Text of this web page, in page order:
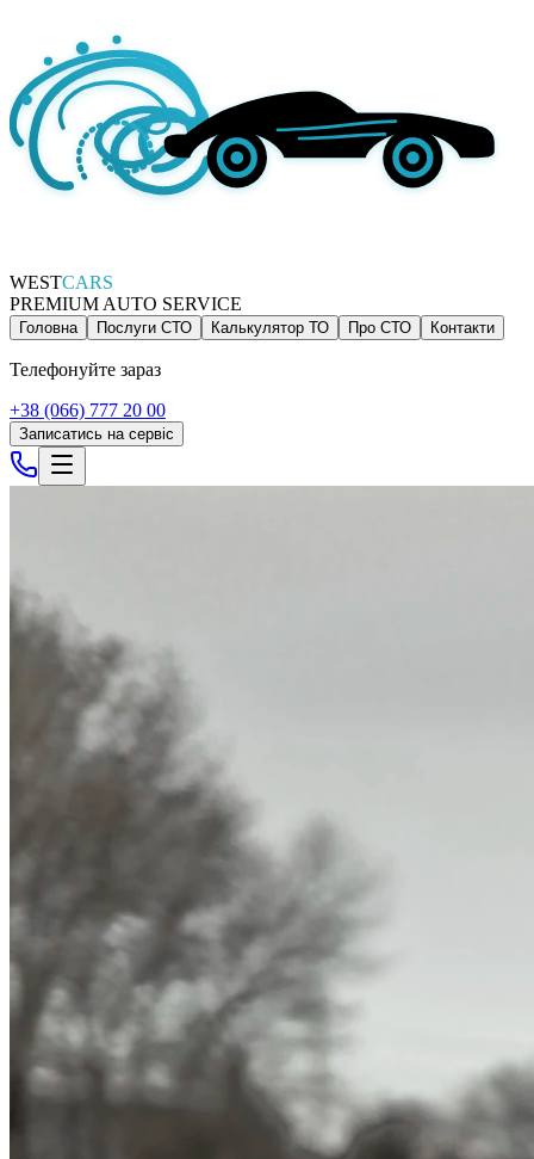
WESTCARS
PREMIUM AUTO SERVICE
Головна Послуги СТО Калькулятор ТО Про СТО Контакти
Телефонуйте зараз
+38 (066) 777 20 00
Записатись на сервіс